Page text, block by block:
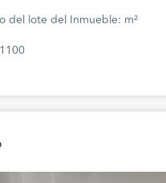
del lote del Inmueble: m²